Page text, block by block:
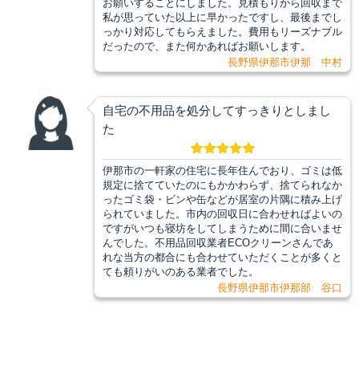
お願いすることにしました。見積もりから回収まで
私が思っていた以上に早かったですし、最後までし
っかり対応してもらえました。費用もリーズナブル
だったので、また何かあればお願いします。
長野県伊那市伊那 中村
自宅の不用品を処分してすっきりとしまし
た
伊那市の一軒家の住宅に長年住んでおり、ゴミは低
規定に捨てていたのにもかかわらず、捨てられなか
ったゴミ袋・ビンや缶などが居室の片隅に積み上げ
られていました。市内の回収日に合わせればよいの
ですがいつも寝坊をしてしまうために間に合いませ
んでした。不用品回収業者ECOクリーンさんであ
れな当方の都合にも合わせていただくことが多くと
ても頼りがいのある業者でした。
長野県伊那市伊那部 谷口